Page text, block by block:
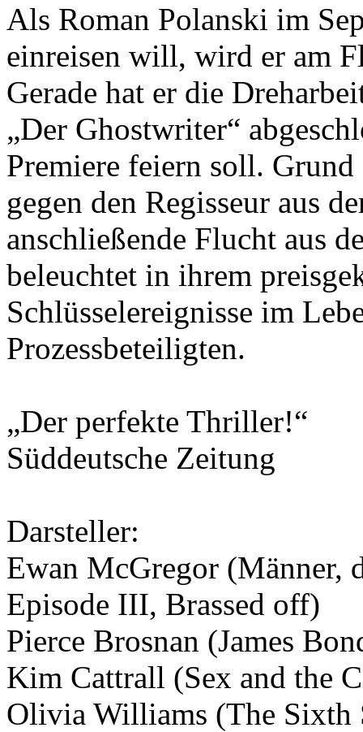
Als Roman Polanski im
einreisen will, wird er am
Gerade hat er die
„Der Ghostwriter“
Premiere feiern soll.
gegen den Regisseur aus
anschließende Flucht aus
beleuchtet in ihrem
Schlüsselereignisse im
Prozessbeteiligten.
„Der perfekte Thriller!“
Süddeutsche Zeitung
Darsteller:
Ewan McGregor (Männer,
Episode III, Brassed off)
Pierce Brosnan (James
Kim Cattrall (Sex and the
Olivia Williams (The Sixth